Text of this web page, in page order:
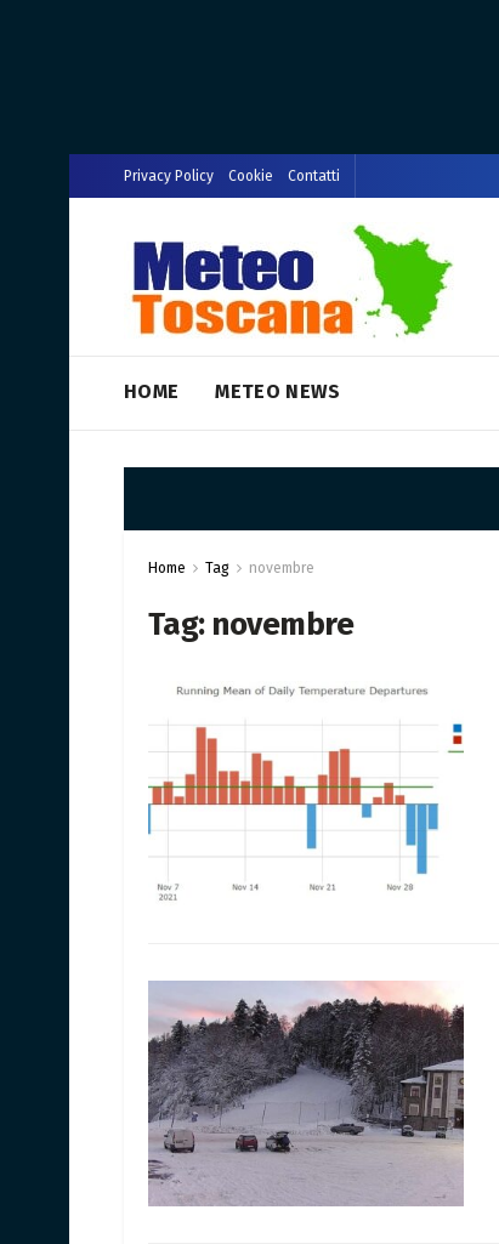
Privacy Policy Cookie Contatti
HOME METEO NEWS
Home Tag novembre
Tag: novembre